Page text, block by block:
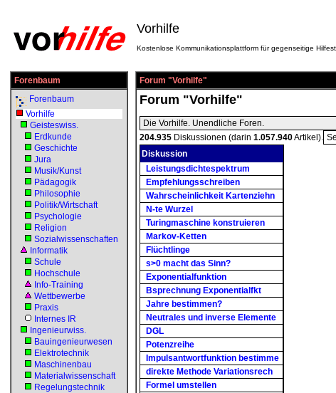
Vorhilfe
Kostenlose Kommunikationsplattform für gegenseitige
Forenbaum
Forenbaum
Vorhilfe
Geisteswiss.
Erdkunde
Geschichte
Jura
Musik/Kunst
Pädagogik
Philosophie
Politik/Wirtschaft
Psychologie
Religion
Sozialwissenschaften
Informatik
Schule
Hochschule
Info-Training
Wettbewerbe
Praxis
Internes IR
Ingenieurwiss.
Bauingenieurwesen
Elektrotechnik
Maschinenbau
Materialwissenschaft
Regelungstechnik
Forum "Vorhilfe"
Forum "Vorhilfe"
Die Vorhilfe. Unendliche Foren.
204.935 Diskussionen (darin 1.057.940Artikel).
Diskussion
Leistungsdichtespektrum
Empfehlungsschreiben
Wahrscheinlichkeit Kartenziehn
N-te Wurzel
Turingmaschine konstruieren
Markov-Ketten
Flüchtlinge
s>0 macht das Sinn?
Exponentialfunktion
Bsprechnung Exponentialfkt
Jahre bestimmen?
Neutrales und inverse Elemente
DGL
Potenzreihe
Impulsantwortfunktion bestimme
direkte Methode Variationsrech
Formel umstellen